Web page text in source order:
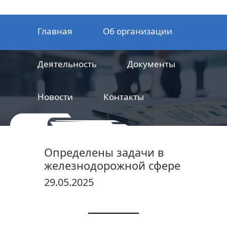
Главная Об организации
Деятельность Документы
Новости Контакты
железнодорожной продукции
Определены задачи в
железнодорожной сфере
29.05.2025